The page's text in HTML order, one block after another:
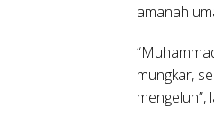
amanah
mungkar,
mengeluh”,